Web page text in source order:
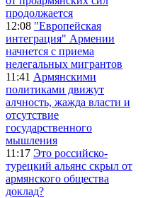
продолжается
12:08 "Европейская
интеграция" Армении
начнется с приема
нелегальных мигрантов
11:41 Армянскими
политиками движут
алчность, жажда власти и
отсутствие
государственного
мышления
11:17 Это российско-
турецкий альянс скрыл от
армянского общества
доклад?